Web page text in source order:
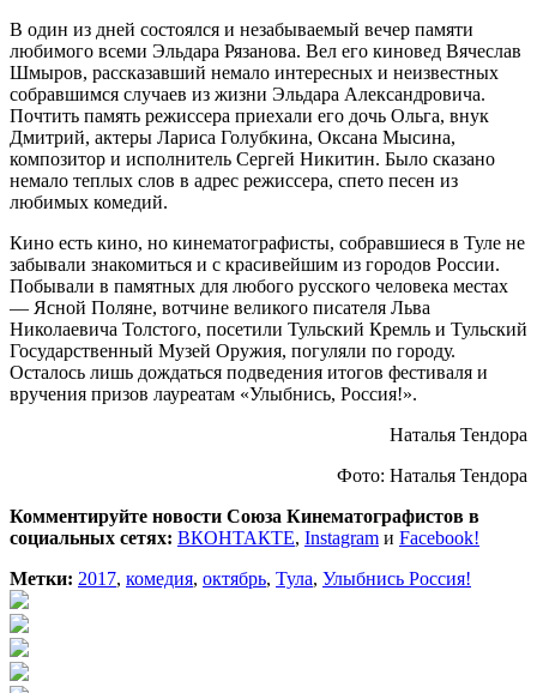
В один из дней состоялся и незабываемый вечер памяти
любимого всеми Эльдара Рязанова. Вел его киновед Вячеслав
Шмыров, рассказавший немало интересных и неизвестных
собравшимся случаев из жизни Эльдара Александровича.
Почтить память режиссера приехали его дочь Ольга, внук
Дмитрий, актеры Лариса Голубкина, Оксана Мысина,
композитор и исполнитель Сергей Никитин. Было сказано
немало теплых слов в адрес режиссера, спето песен из
любимых комедий.
Кино есть кино, но кинематографисты, собравшиеся в Туле не
забывали знакомиться и с красивейшим из городов России.
Побывали в памятных для любого русского человека местах
— Ясной Поляне, вотчине великого писателя Льва
Николаевича Толстого, посетили Тульский Кремль и Тульский
Государственный Музей Оружия, погуляли по городу.
Осталось лишь дождаться подведения итогов фестиваля и
вручения призов лауреатам «Улыбнись, Россия!».
Наталья Тендора
Фото: Наталья Тендора
Комментируйте новости Союза Кинематографистов в
социальных сетях: ВКОНТАКТЕ, Instagram и Facebook!
Метки: 2017, комедия, октябрь, Тула, Улыбнись Россия!